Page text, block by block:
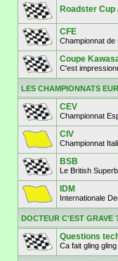
Roadster Cup
CFE
Championnat
Coupe
C'est
LES CHAMPIONNATS
CEV
Championnat
CIV
Championnat
BSB
Le British
IDM
Internationale
DOCTEUR C'EST GRAVE
Questions
Ca fait gling